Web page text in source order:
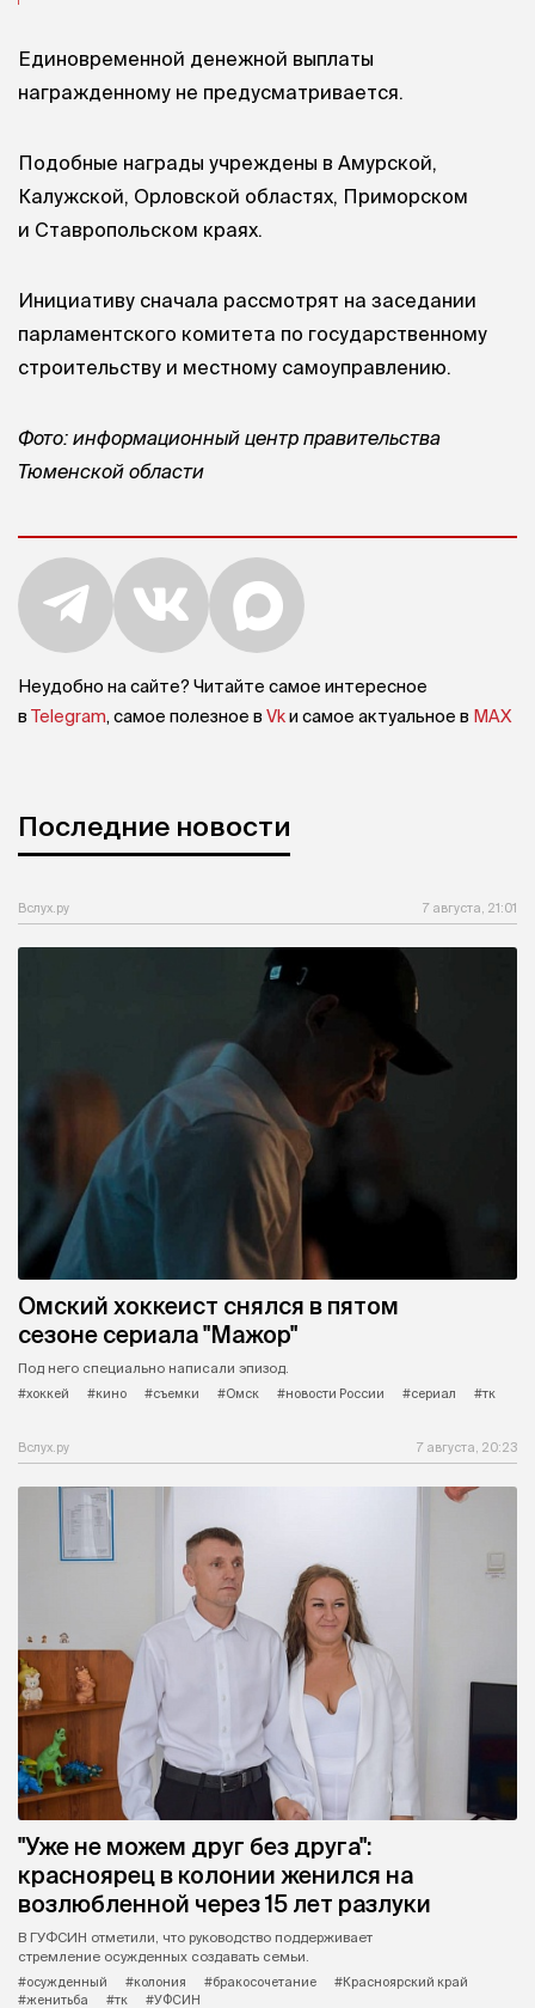
Единовременной денежной выплаты
награжденному не предусматривается.
Подобные награды учреждены в Амурской,
Калужской, Орловской областях, Приморском
и Ставропольском краях.
Инициативу сначала рассмотрят на заседании
парламентского комитета по государственному
строительству и местному самоуправлению.
Фото: информационный центр правительства
Тюменской области
Неудобно на сайте? Читайте самое интересное
в Telegram, самое полезное в Vkи самое актуальное в MAX
Последние новости
Вслух.ру 7 августа, 21:01
Омский хоккеист снялся в пятом
сезоне сериала "Мажор"
Под него специально написали эпизод.
#хоккей
#кино #съемки #Омск #новости России #сериал #тк
Вслух.ру 7 августа, 20:23
"Уже не можем друг без друга":
красноярец в колонии женился на
возлюбленной через 15 лет разлуки
В ГУФСИН отметили, что руководство поддерживает
стремление осужденных создавать семьи.
#осужденный
#колония #бракосочетание
#Красноярский край
#женитьба
#тк #УФСИН